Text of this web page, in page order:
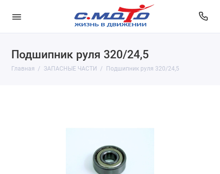
Подшипник руля 320/24,5
Главная ЗАПАСНЫЕ ЧАСТИ Подшипник руля 320/24,5